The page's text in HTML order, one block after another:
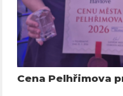
Cena Pelhřimova